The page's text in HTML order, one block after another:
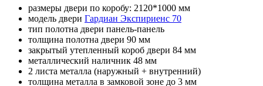
размеры двери по коробу: 2120*1000 мм
модель двери Гардиан Экспириенс 70
тип полотна двери панель-панель
толщина полотна двери 90 мм
закрытый утепленный короб двери 84 мм
металлический наличник 48 мм
2 листа металла (наружный + внутренний)
толщина металла в замковой зоне до 3 мм